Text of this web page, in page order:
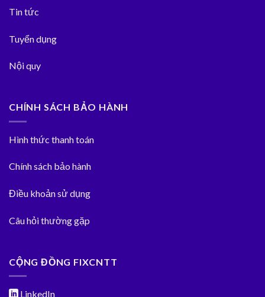
Tin tức
Tuyển dụng
Nội quy
CHÍNH SÁCH BẢO HÀNH
Hình thức thanh toán
Chính sách bảo hành
Điều khoản sử dụng
Câu hỏi thường gặp
CỘNG ĐỒNG FIXCNTT
LinkedIn